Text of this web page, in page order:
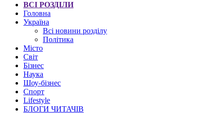
ВСІ РОЗДІЛИ
Головна
Україна
Всі новини розділу
Політика
Місто
Світ
Бізнес
Наука
Шоу-бізнес
Спорт
Lifestyle
БЛОГИ ЧИТАЧІВ